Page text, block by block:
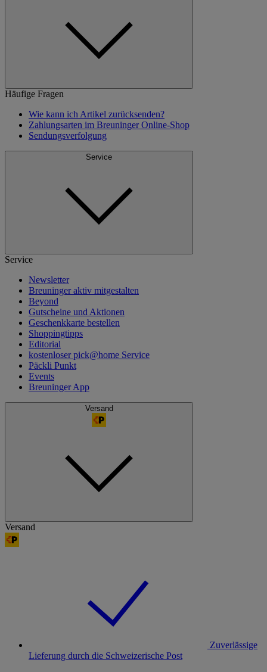
Häufige Fragen
Wie kann ich Artikel zurücksenden?
Zahlungsarten im Breuninger Online-Shop
Sendungsverfolgung
Service
Service
Newsletter
Breuninger aktiv mitgestalten
Beyond
Gutscheine und Aktionen
Geschenkkarte bestellen
Shoppingtipps
Editorial
kostenloser pick@home Service
Päckli Punkt
Events
Breuninger App
Versand
Versand
Zuverlässige
Lieferung durch die Schweizerische Post